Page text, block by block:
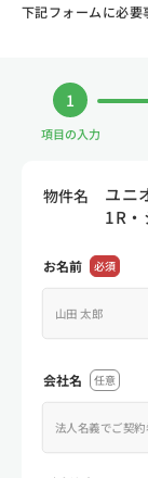
下記フォームに必要
1
項目の入力
物件名
ユニ
1R
お名前 必須
会社名 任意